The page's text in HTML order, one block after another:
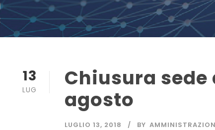
13
LUG
Chiusura
agosto
LUGLIO 13, 2018 BY